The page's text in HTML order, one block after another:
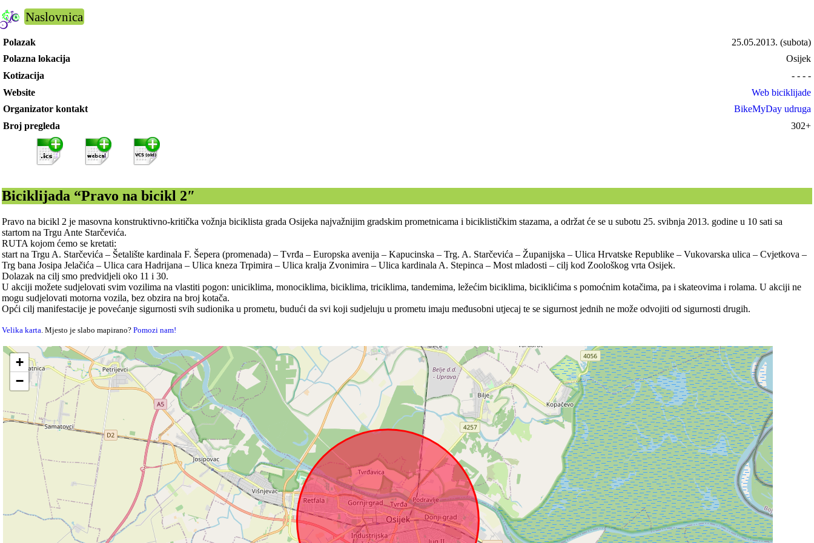
Naslovnica
Polazak 25.05.2013. (subota)
Polazna lokacija
Osijek
Kotizacija
- - - -
Website
Web biciklijade
Organizator kontakt
BikeMyDay udruga
Broj pregleda
302+
Biciklijada “Pravo na bicikl 2″
Pravo na bicikl 2 je masovna konstruktivno-kritička vožnja biciklista grada Osijeka najvažnijim gradskim prometnicama i biciklističkim stazama, a održat će se u subotu 25. svibnja 2013. godine u 10 sati sa
startom na Trgu Ante Starčevića.
RUTA kojom ćemo se kretati:
start na Trgu A. Starčevića – Šetalište kardinala F. Šepera (promenada) – Tvrđa – Europska avenija – Kapucinska – Trg. A. Starčevića – Županijska – Ulica Hrvatske Republike – Vukovarska ulica – Cvjetkova –
Trg bana Josipa Jelačića – Ulica cara Hadrijana – Ulica kneza Trpimira – Ulica kralja Zvonimira – Ulica kardinala A. Stepinca – Most mladosti – cilj kod Zoološkog vrta Osijek.
Dolazak na cilj smo predvidjeli oko 11 i 30.
U akciji možete sudjelovati svim vozilima na vlastiti pogon: uniciklima, monociklima, biciklima, triciklima, tandemima, ležećim biciklima, biciklićima s pomoćnim kotačima, pa i skateovima i rolama. U akciji ne
mogu sudjelovati motorna vozila, bez obzira na broj kotača.
Opći cilj manifestacije je povećanje sigurnosti svih sudionika u prometu, budući da svi koji sudjeluju u prometu imaju međusobni utjecaj te se sigurnost jednih ne može odvojiti od sigurnosti drugih.
Velika karta . Mjesto je slabo mapirano?Pomozi nam!
+
−